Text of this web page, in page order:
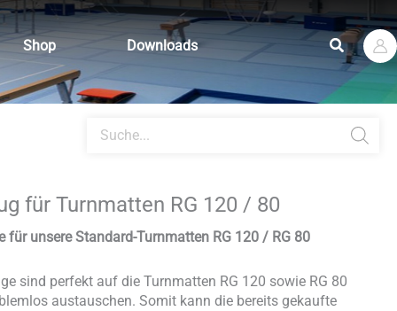
Shop Downloads Suchen
search
für Turnmatten RG 120 / 80
unsere Standard-Turnmatten RG 120 / RG 80
sind perfekt auf die Turnmatten RG 120 sowie RG 80
austauschen. Somit kann die bereits gekaufte